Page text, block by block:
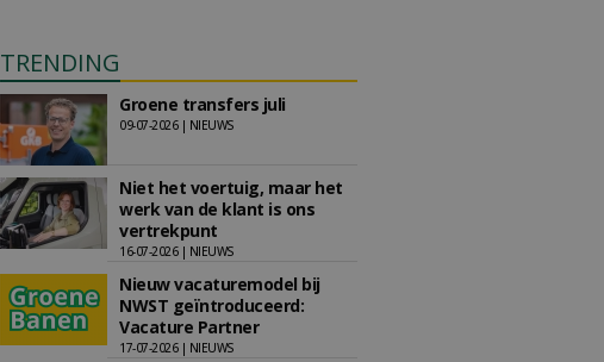
TRENDING
Groene transfers juli
09-07-2026 | NIEUWS
Niet het voertuig, maar het
werk van de klant is ons
vertrekpunt
16-07-2026 | NIEUWS
Nieuw vacaturemodel bij
NWST geïntroduceerd:
Vacature Partner
17-07-2026 | NIEUWS